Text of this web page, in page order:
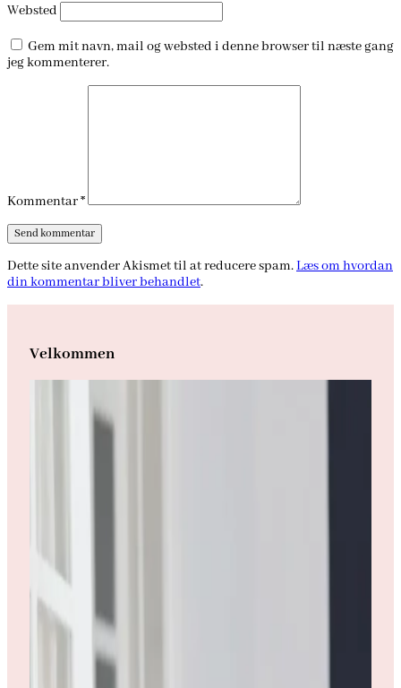
Websted
Gem mit navn, mail og websted i denne browser til næste gang
jeg kommenterer.
Kommentar*
Dette site anvender Akismet til at reducere spam.Læs om hvordan
din kommentar bliver behandlet.
Velkommen